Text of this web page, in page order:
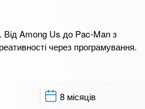
Від Among Us до Pac-Man з
через програмування.
8 місяців